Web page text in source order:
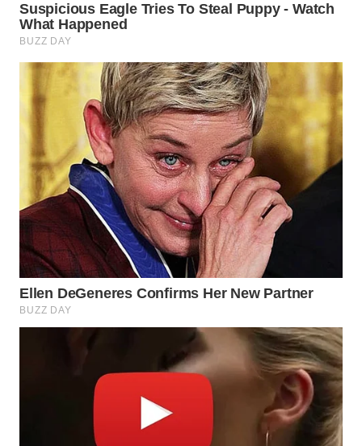
WN
PADANG
LAWAS
SUMEDANG
WN
CIANJUR
WN
KEPULAUAN
SERIBU
WN